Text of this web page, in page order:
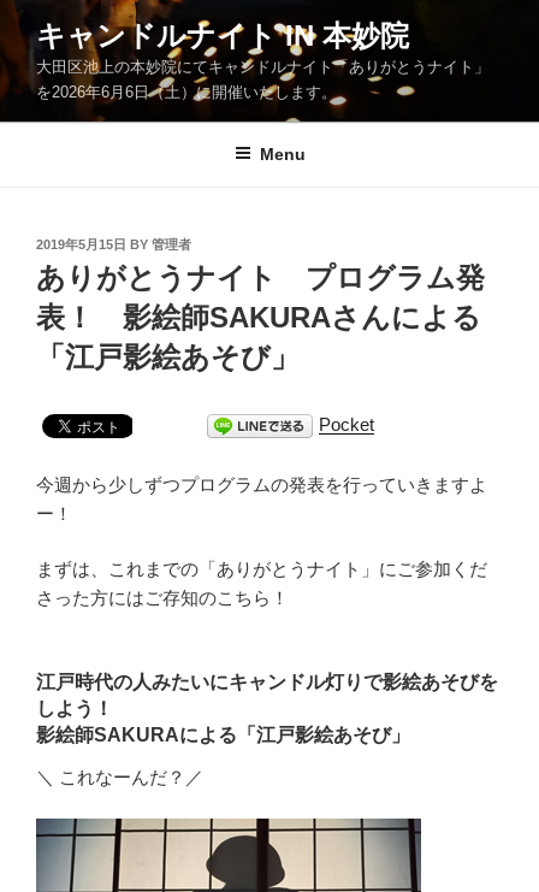
Skip
content
キャンドルナイト IN 本妙院
大田区池上の本妙院にてキャンドルナイト「ありがとうナイト」
を2026年6月6日（土）に開催いたします。
Menu
POSTED
ON
2019年5月15日 BY 管理者
ありがとうナイト プログラム発
表！ 影絵師SAKURAさんによる
「江戸影絵あそび」
Pocket
今週から少しずつプログラムの発表を行っていきますよ
ー！
まずは、これまでの「ありがとうナイト」にご参加くだ
さった方にはご存知のこちら！
江戸時代の人みたいにキャンドル灯りで影絵あそびを
しよう！
影絵師SAKURAによる「江戸影絵あそび」
＼ これなーんだ？／